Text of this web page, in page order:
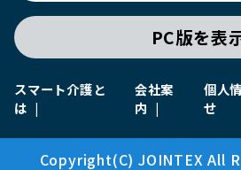
PC版を表
スマート介護と
は
会社案
内
個人
せ
Copyright(C) JOINTEX All